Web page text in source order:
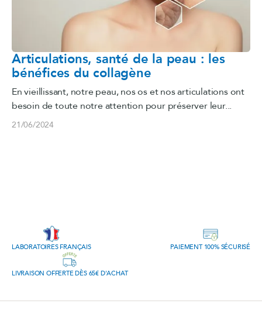
Articulations, santé de la peau : les
bénéfices du collagène
En vieillissant, notre peau, nos os et nos articulations ont
besoin de toute notre attention pour préserver leur...
21/06/2024
LABORATOIRES FRANÇAIS PAIEMENT 100% SÉCURISÉ
LIVRAISON OFFERTE DÈS 65€ D'ACHAT